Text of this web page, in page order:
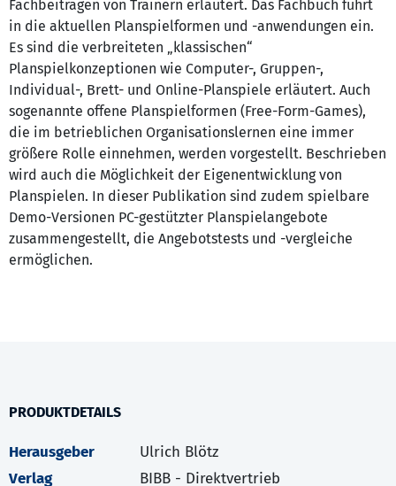
Fachbeiträgen von Trainern erläutert. Das Fachbuch führt
in die aktuellen Planspielformen und -anwendungen ein.
Es sind die verbreiteten „klassischen“
Planspielkonzeptionen wie Computer-, Gruppen-,
Individual-, Brett- und Online-Planspiele erläutert. Auch
sogenannte offene Planspielformen (Free-Form-Games),
die im betrieblichen Organisationslernen eine immer
größere Rolle einnehmen, werden vorgestellt. Beschrieben
wird auch die Möglichkeit der Eigenentwicklung von
Planspielen. In dieser Publikation sind zudem spielbare
Demo-Versionen PC-gestützter Planspielangebote
zusammengestellt, die Angebotstests und -vergleiche
ermöglichen.
PRODUKTDETAILS
Herausgeber
Ulrich Blötz
Verlag
BIBB - Direktvertrieb